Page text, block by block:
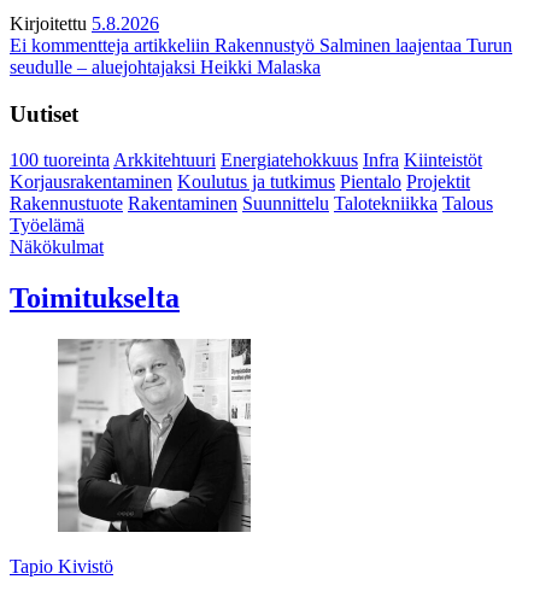
Kirjoitettu 5.8.2026
Ei kommentteja artikkeliin Rakennustyö Salminen laajentaa Turun
seudulle – aluejohtajaksi Heikki Malaska
Uutiset
100 tuoreintaArkkitehtuuri Energiatehokkuus Infra Kiinteistöt
Korjausrakentaminen Koulutus ja tutkimus Pientalo Projektit
Rakennustuote Rakentaminen Suunnittelu Talotekniikka Talous
Työelämä
Näkökulmat
Toimitukselta
Tapio Kivistö